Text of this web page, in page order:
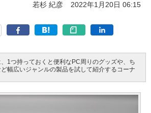
若杉 紀彦 2022年1月20日 06:15
1つ持っておくと便利なPC周りのグッズや、ち
幅広いジャンルの製品を試して紹介するコーナ